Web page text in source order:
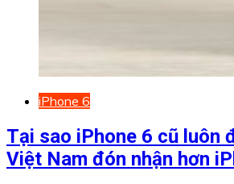
iPhone 6
Tại sao iPhone 6 cũ luôn
Việt Nam đón nhận hơn